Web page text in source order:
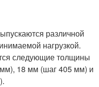
различной
нагрузкой.
следующие толщины
18 мм (шаг 405 мм) и